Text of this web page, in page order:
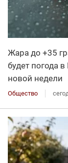
Жара до +35
будет погода
новой недели
Общество